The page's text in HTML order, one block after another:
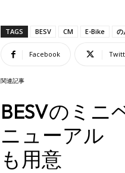
TAGS BESV CM E-Bike の
Facebook
関連記事
BESVのミニ
ニューアル
も用意